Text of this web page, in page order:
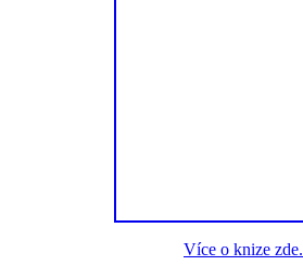
Více o knize zde.